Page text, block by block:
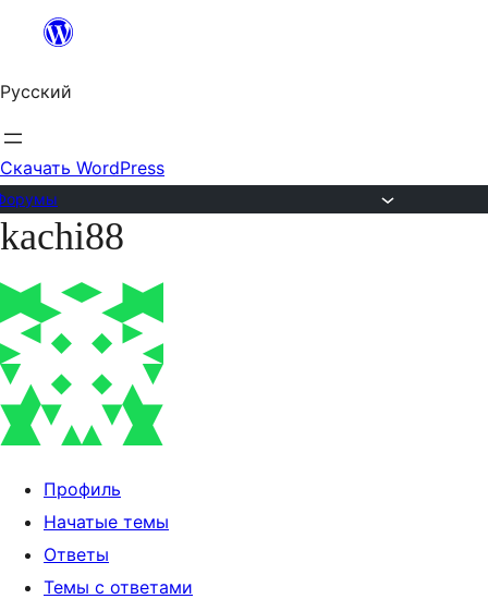
Перейти
содержимому
Русский
Скачать WordPress
Перейти
содержимому
kachi88
Профиль
Начатые темы
Ответы
Темы с ответами